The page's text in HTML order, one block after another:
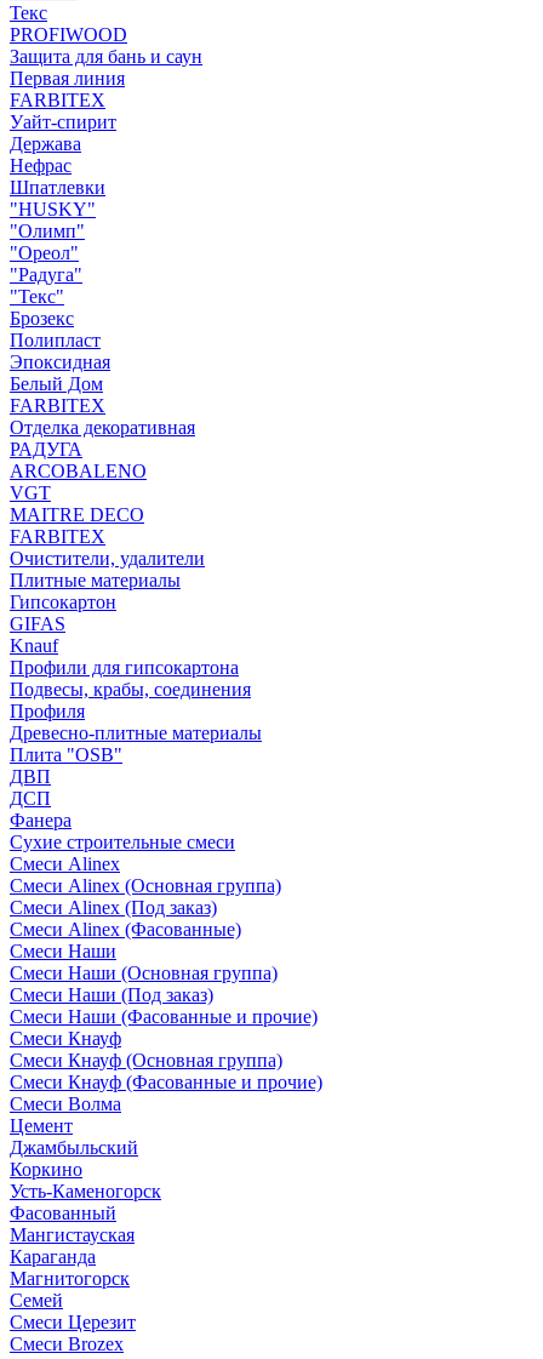
Текс
PROFIWOOD
Защита для бань и саун
Первая линия
FARBITEX
Уайт-спирит
Держава
Нефрас
Шпатлевки
"HUSKY"
"Олимп"
"Ореол"
"Радуга"
"Текс"
Брозекс
Полипласт
Эпоксидная
Белый Дом
FARBITEX
Отделка декоративная
РАДУГА
ARCOBALENO
VGT
MAITRE DECO
FARBITEX
Очистители, удалители
Плитные материалы
Гипсокартон
GIFAS
Knauf
Профили для гипсокартона
Подвесы, крабы, соединения
Профиля
Древесно-плитные материалы
Плита "OSB"
ДВП
ДСП
Фанера
Сухие строительные смеси
Смеси Alinex
Смеси Alinex (Основная группа)
Смеси Alinex (Под заказ)
Смеси Alinex (Фасованные)
Смеси Наши
Смеси Наши (Основная группа)
Смеси Наши (Под заказ)
Смеси Наши (Фасованные и прочие)
Смеси Кнауф
Смеси Кнауф (Основная группа)
Смеси Кнауф (Фасованные и прочие)
Смеси Волма
Цемент
Джамбыльский
Коркино
Усть-Каменогорск
Фасованный
Мангистауская
Караганда
Магнитогорск
Семей
Смеси Церезит
Смеси Brozex